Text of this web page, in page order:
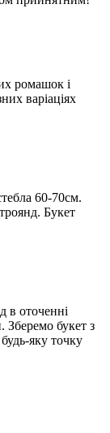
ромашок і
варіаціях
60-70см.
Букет
в оточенні
Зберемо букет з
яку точку